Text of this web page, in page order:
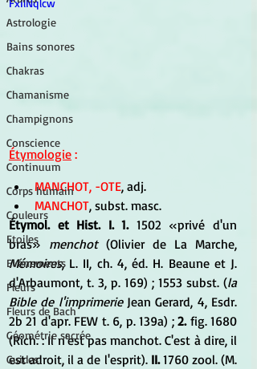
Astrologie
Bains sonores
Chakras
Chamanisme
Champignons
Conscience
Continuum
Corps humain
Couleurs
Etoiles
Evénements
Fleurs
Fleurs de Bach
Géométrie sacrée
Guides
FxIlNqlcw
Étymologie :
MANCHOT, -OTE, adj.
MANCHOT, subst. masc.
Étymol. et Hist. I. 1. 1502 «privé d'un
bras» menchot
Mémoires, L. II, ch. 4, éd. H. Beaune et J.
d'Arbaumont, t. 3, p. 169) ; 1553 subst. (la
Bible de l'imprimerie Jean Gerard, 4, Esdr.
2b 21 d'apr. FEW t. 6, p. 139a) ; 2. fig. 1680
(Rich. : Il n'est pas manchot. C'est à dire, il
est adroit, il a de l'esprit). II. 1760 zool. (M.